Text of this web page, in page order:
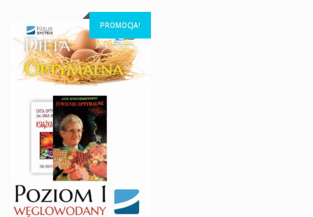
PROMOCJA!